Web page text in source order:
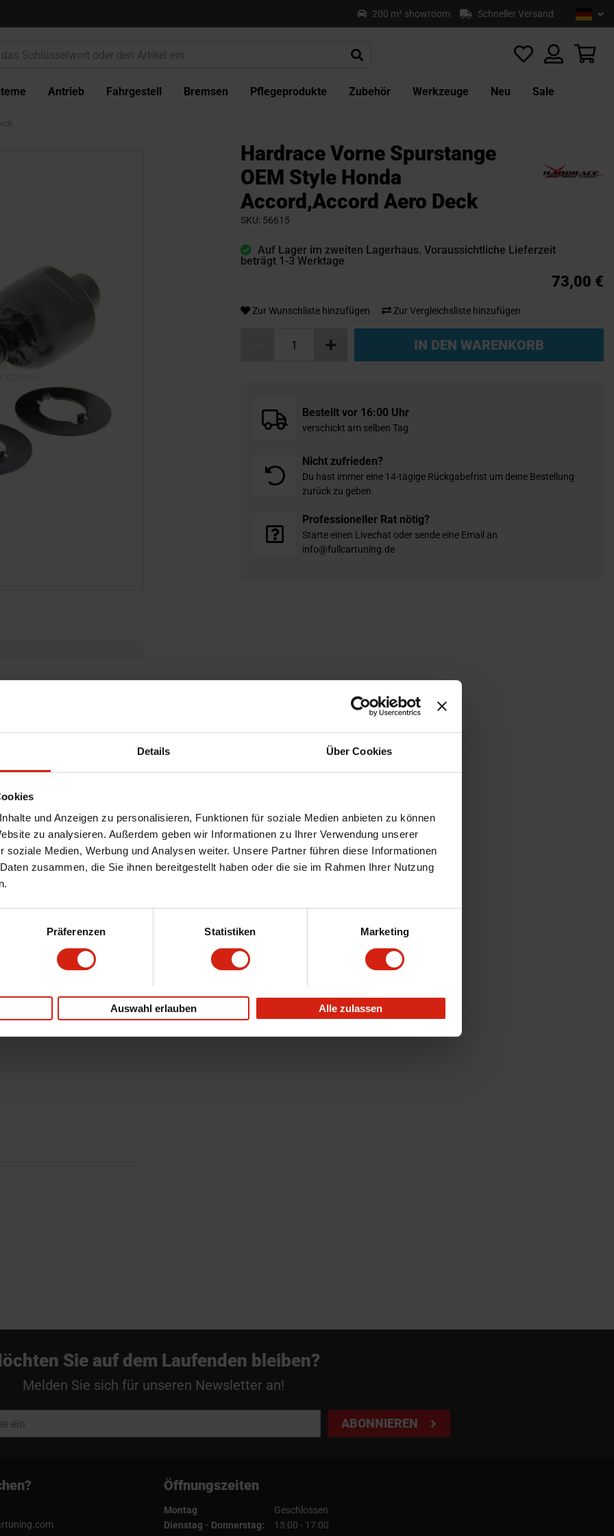
Details Über Cookies
und Anzeigen zu personalisieren, Funktionen für soziale Medien anbieten zu können
zu analysieren. Außerdem geben wir Informationen zu Ihrer Verwendung unserer
soziale Medien, Werbung und Analysen weiter. Unsere Partner führen diese Informationen
zusammen, die Sie ihnen bereitgestellt haben oder die sie im Rahmen Ihrer Nutzung
Präferenzen Statistiken Marketing
Auswahl erlauben Alle zulassen
200 m² showroom Schneller Versand
Antrieb Fahrgestell Bremsen Pflegeprodukte Zubehör Werkzeuge Neu Sale
Hardrace Vorne Spurstange
OEM Style Honda
Accord,Accord Aero Deck
SKU 56615
Auf Lager im zweiten Lagerhaus. Voraussichtliche Lieferzeit
beträgt 1-3 Werktage
73,00 €
Zur Wunschliste hinzufügen Zur Vergleichsliste hinzufügen
IN DEN WARENKORB
Bestellt vor 16:00 Uhr
verschickt am selben Tag
Nicht zufrieden?
Du hast immer eine 14-tägige Rückgabefrist um deine Bestellung
zurück zu geben.
Professioneller Rat nötig?
Starte einen Livechat oder sende eine Email an
info@fullcartuning.de
Sie auf dem Laufenden bleiben?
Melden Sie sich für unseren Newsletter an!
ABONNIEREN
Öffnungszeiten
Montag
Geschlossen
Dienstag - Donnerstag:
13:00 - 17:00